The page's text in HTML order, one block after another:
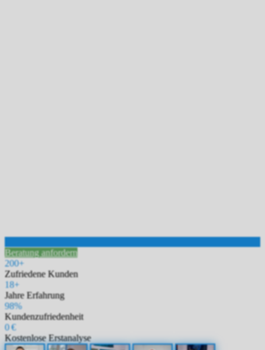
Beratung anfordern
200+
Zufriedene Kunden
18+
Jahre Erfahrung
98%
Kundenzufriedenheit
0 €
Kostenlose Erstanalyse